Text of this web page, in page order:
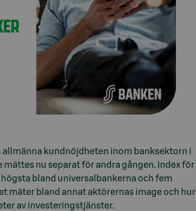
allmänna kundnöjdheten inom banksektorn i
nu separat för andra gången. Index för
bland universalbankerna och fem
mäter bland annat aktörernas image och hur
av investeringstjänster.